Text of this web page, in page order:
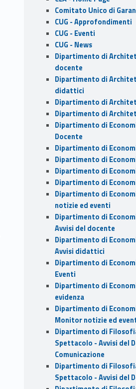
Comitato Unico di
CUG - Approfondimenti
CUG - Eventi
CUG - News
Dipartimento di
docente
Dipartimento di
didattici
Dipartimento di
Dipartimento di
Dipartimento di
Docente
Dipartimento di
Dipartimento di
Dipartimento di
Dipartimento di
Dipartimento di
notizie ed eventi
Dipartimento di
Avvisi del docente
Dipartimento di
Avvisi didattici
Dipartimento di
Eventi
Dipartimento di
evidenza
Dipartimento di
Monitor notizie ed
Dipartimento di
Spettacolo - Avvisi del
Comunicazione
Dipartimento di
Spettacolo - Avvisi del